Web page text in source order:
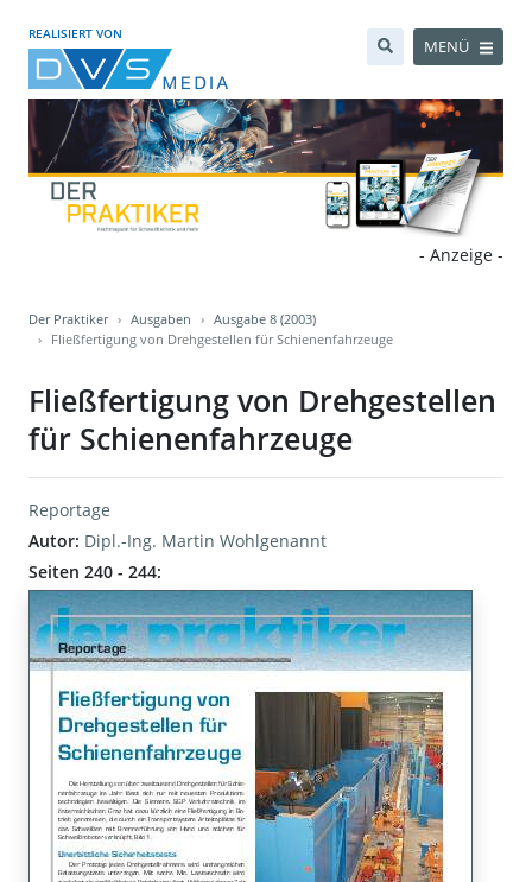
REALISIERT VON
MENÜ
- Anzeige -
Der Praktiker Ausgaben
Ausgabe 8 (2003)
Fließfertigung von Drehgestellen für Schienenfahrzeuge
Fließfertigung von Drehgestellen
für Schienenfahrzeuge
Reportage
Autor: Dipl.-Ing. Martin Wohlgenannt
Seiten 240 - 244: